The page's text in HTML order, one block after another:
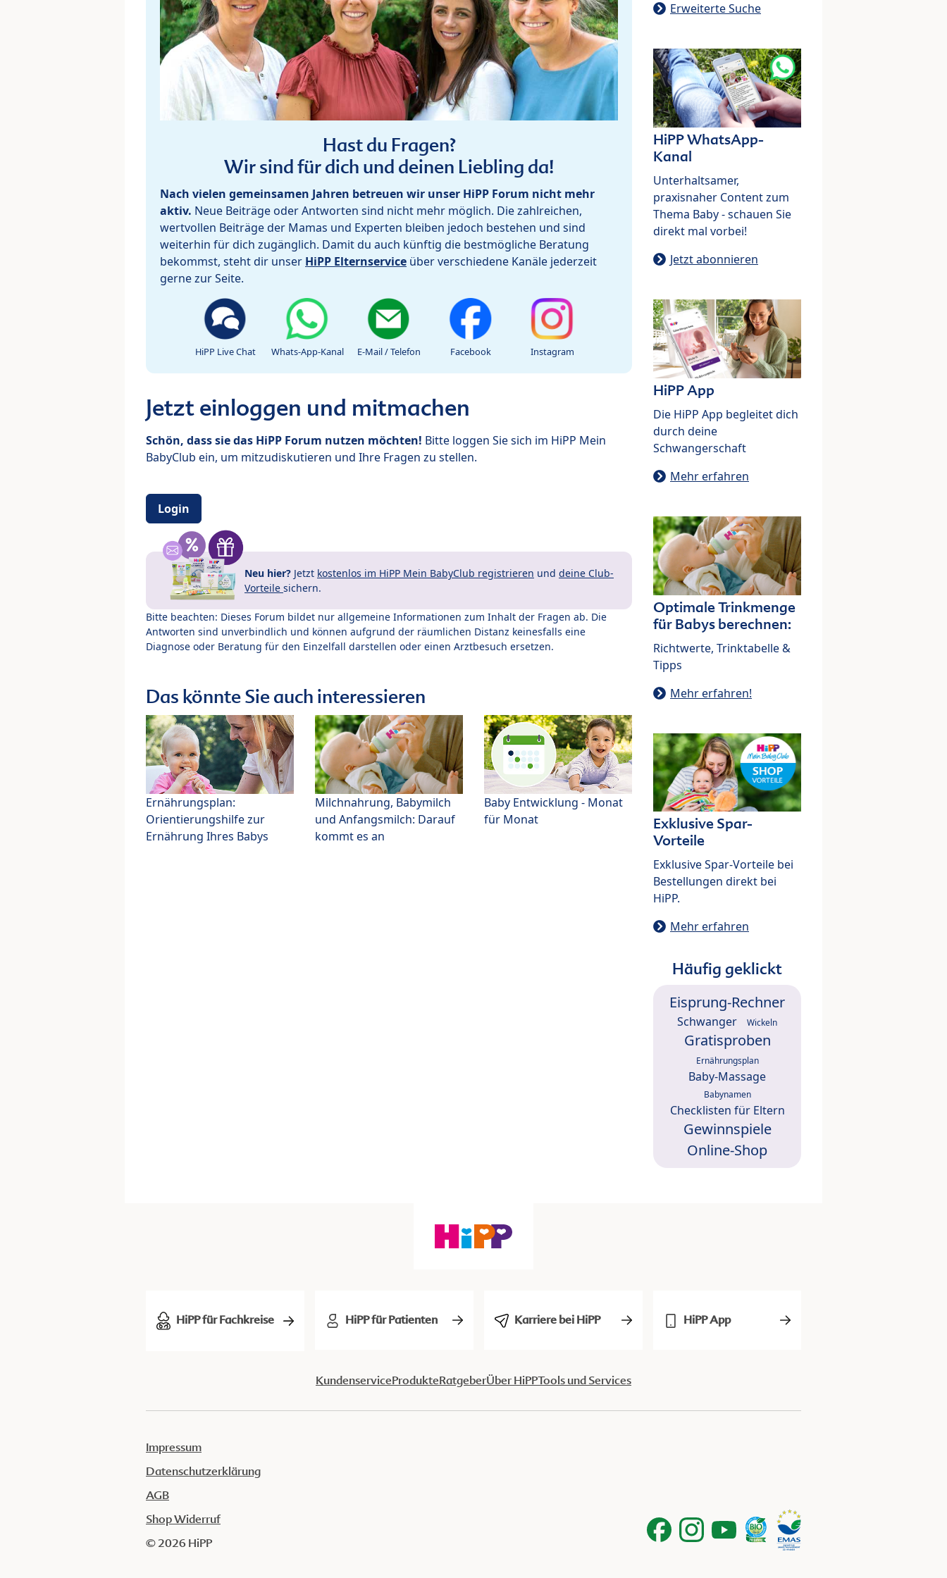
Hast du Fragen?
Wir sind für dich und deinen Liebling da!
Nach vielen gemeinsamen Jahren betreuen wir unser HiPP Forum nicht mehr
aktiv. Neue Beiträge oder Antworten sind nicht mehr möglich. Die zahlreichen,
wertvollen Beiträge der Mamas und Experten bleiben jedoch bestehen und sind
weiterhin für dich zugänglich. Damit du auch künftig die bestmögliche Beratung
bekommst, steht dir unser HiPP Elternservice über verschiedene Kanäle jederzeit
gerne zur Seite.
HiPP Live Chat Whats-App-Kanal E-Mail / Telefon Facebook Instagram
Jetzt einloggen und mitmachen
Schön, dass sie das HiPP Forum nutzen möchten! Bitte loggen Sie sich im HiPP Mein
BabyClub ein, um mitzudiskutieren und Ihre Fragen zu stellen.
Login
Neu hier? Jetzt kostenlos im HiPP Mein BabyClub registrieren und deine Club-
Vorteile sichern.
Bitte beachten: Dieses Forum bildet nur allgemeine Informationen zum Inhalt der Fragen ab. Die
Antworten sind unverbindlich und können aufgrund der räumlichen Distanz keinesfalls eine
Diagnose oder Beratung für den Einzelfall darstellen oder einen Arztbesuch ersetzen.
Das könnte Sie auch interessieren
Ernährungsplan:
Orientierungshilfe zur
Ernährung Ihres Babys
Milchnahrung, Babymilch
und Anfangsmilch: Darauf
kommt es an
Baby Entwicklung - Monat
für Monat
Erweiterte Suche
HiPP WhatsApp-
Kanal
Unterhaltsamer,
praxisnaher Content zum
Thema Baby - schauen Sie
direkt mal vorbei!
Jetzt abonnieren
HiPP App
Die HiPP App begleitet dich
durch deine
Schwangerschaft
Mehr erfahren
Optimale Trinkmenge
für Babys berechnen:
Richtwerte, Trinktabelle &
Tipps
Mehr erfahren!
Exklusive Spar-
Vorteile
Exklusive Spar-Vorteile bei
Bestellungen direkt bei
HiPP.
Mehr erfahren
Häufig geklickt
Eisprung-Rechner
Schwanger Wickeln
Gratisproben
Ernährungsplan
Baby-Massage
Babynamen
Checklisten für Eltern
Gewinnspiele
Online-Shop
HiPP für Fachkreise HiPP für Patienten Karriere bei HiPP HiPP App
KundenserviceProdukteRatgeberÜber HiPPTools und Services
Impressum
Datenschutzerklärung
AGB
Shop Widerruf
© 2026 HiPP